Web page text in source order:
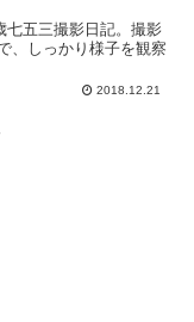
七五三撮影日記。撮影
、しっかり様子を観察
2018.12.21